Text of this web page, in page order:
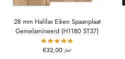
28 mm Halifax Eiken Spaanplaat
Gemelamineerd (H1180 ST37)
€32,00 /m²